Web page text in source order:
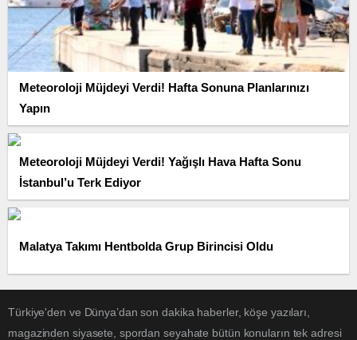
Meteoroloji Müjdeyi Verdi! Hafta Sonuna Planlarınızı
Yapın
Meteoroloji Müjdeyi Verdi! Yağışlı Hava Hafta Sonu
İstanbul’u Terk Ediyor
Malatya Takımı Hentbolda Grup Birincisi Oldu
Türkiye'den ve Dünya’dan son dakika haberler, köşe yazıları,
magazinden siyasete, spordan seyahate bütün konuların tek adresi